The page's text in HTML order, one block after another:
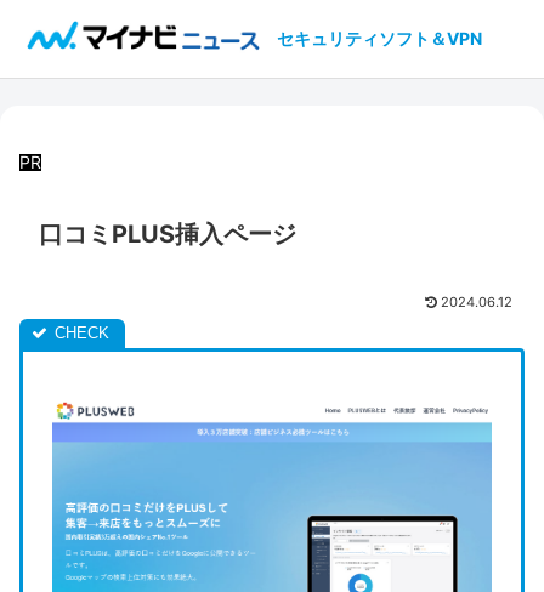
セキュリティソフト＆VPN
PR
口コミPLUS挿入ページ
2024.06.12